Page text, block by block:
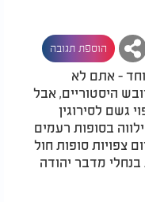
הוספת תגובה
- אתם לא
היסטוריים, אבל
גשם לסירוגין
בסופות רעמים
צפויות סופות חול
מדבר יהודה